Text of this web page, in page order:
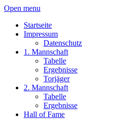
Open menu
Startseite
Impressum
Datenschutz
1. Mannschaft
Tabelle
Ergebnisse
Torjäger
2. Mannschaft
Tabelle
Ergebnisse
Hall of Fame